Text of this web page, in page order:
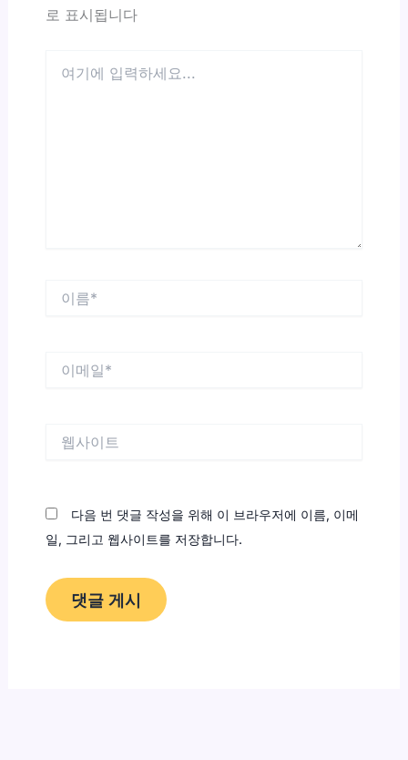
로 표시됩니다
다음 번 댓글 작성을 위해 이 브라우저에 이름, 이메
일, 그리고 웹사이트를 저장합니다.